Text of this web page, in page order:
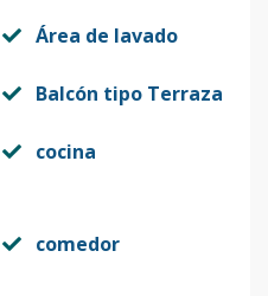
Área de lavado
Balcón tipo Terraza
cocina
comedor